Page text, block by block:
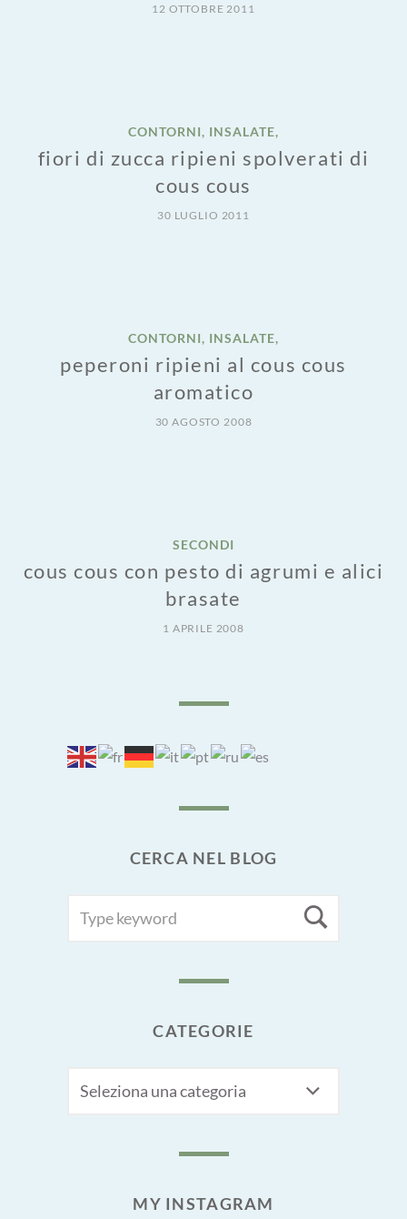
12 OTTOBRE 2011
CONTORNI, INSALATE,
fiori di zucca ripieni spolverati di
cous cous
30 LUGLIO 2011
CONTORNI, INSALATE,
peperoni ripieni al cous cous
aromatico
30 AGOSTO 2008
SECONDI
cous cous con pesto di agrumi e alici
brasate
1 APRILE 2008
CERCA NEL BLOG
FOR:
CATEGORIE
MY INSTAGRAM